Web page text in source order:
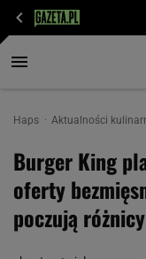
Haps Aktualności
Burger King
oferty
poczują różnicy